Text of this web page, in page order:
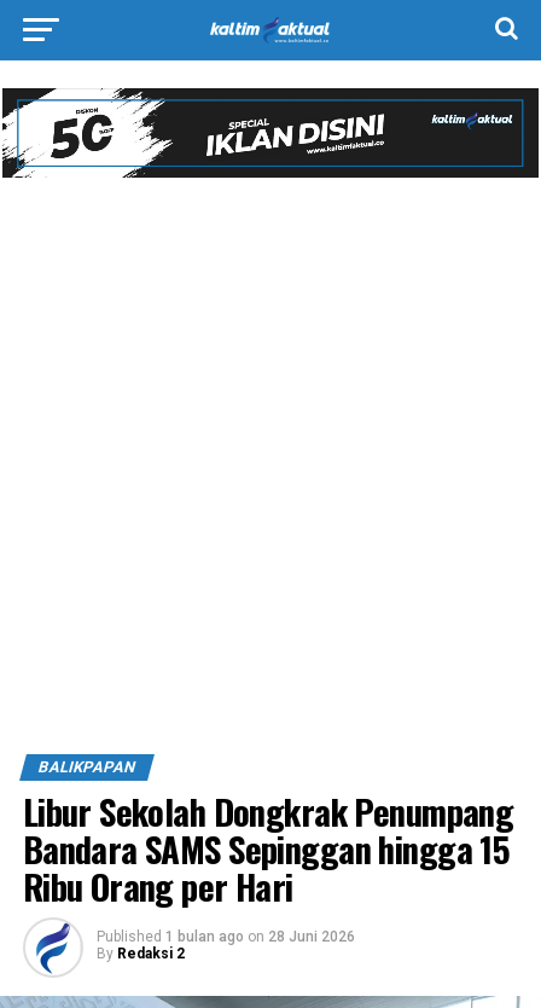
BALIKPAPAN
Libur Sekolah Dongkrak Penumpang
Bandara SAMS Sepinggan hingga 15
Ribu Orang per Hari
Published 1 bulan ago on 28 Juni 2026
By Redaksi 2